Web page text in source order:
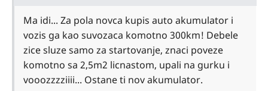
Ma idi... Za pola novca kupis auto akumulator i
vozis ga kao suvozaca komotno 300km! Debele
zice sluze samo za startovanje, znaci poveze
komotno sa 2,5m2 licnastom, upali na gurku i
vooozzzziiii... Ostane ti nov akumulator.